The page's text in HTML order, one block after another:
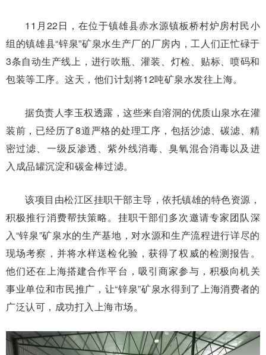
11月22日，在位于镇雄县赤水源镇板桥村炉房村民小
组的镇雄县“锌泉”矿泉水生产厂的厂房内，工人们正忙碌于
3条自动生产线上，进行吹瓶、灌装、灯检、贴标、喷码和
包装等工序。这天，他们计划将12吨矿泉水发往上海。
据负责人李玉权透露，这些来自溶洞的优质山泉水在灌
装前，已经历了8道严格的处理工序，包括沙滤、碳滤、精
密过滤、一级反渗透、紫外线消毒、臭氧混合消毒以及进
入成品罐沉淀和碳金棒过滤。
该项目由松江区挂职干部主导，依托镇雄的特色资源，
积极推行消费帮扶策略。挂职干部们多次邀请专家团队深
入“锌泉”矿泉水的生产基地，对水源和生产流程进行详尽的
现场考察，并将水样送检化验，获得了权威的检测报告。
他们还在上海搭建合作平台，吸引商家参与，积极向机关
事业单位和市民推广，让“锌泉”矿泉水得到了上海消费者的
广泛认可，成功打入上海市场。